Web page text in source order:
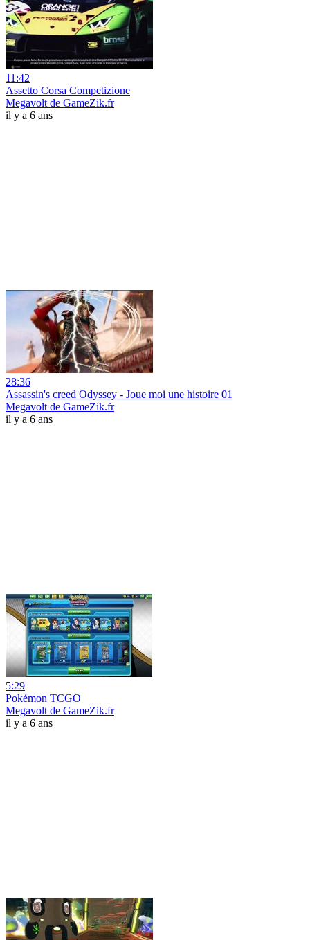
11:42
Assetto Corsa Competizione
Megavolt de GameZik.fr
il y a 6 ans
28:36
Assassin's creed Odyssey - Joue moi une histoire 01
Megavolt de GameZik.fr
il y a 6 ans
5:29
Pokémon TCGO
Megavolt de GameZik.fr
il y a 6 ans